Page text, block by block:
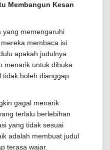
Membangun Kesan
yang memengaruhi
membaca isi
apakah judulnya
menarik untuk dibuka.
tidak boleh dianggap
gagal menarik
terlalu berlebihan
yang tidak sesuai
adalah membuat judul
terasa wajar.